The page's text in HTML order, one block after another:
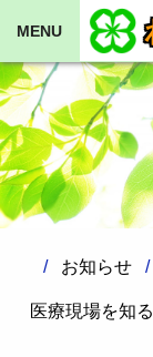
MENU
お知らせ
医療現場を知